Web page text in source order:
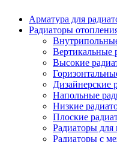
Арматура для
Радиаторы
Вертикальные
Высокие
Дизайнерские
Напольные
Низкие
Плоские
Радиаторы
Радиаторы с